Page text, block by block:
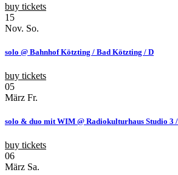
buy tickets
15
Nov. So.
solo @ Bahnhof Kötzting / Bad Kötzting / D
buy tickets
05
März Fr.
solo & duo mit WIM @ Radiokulturhaus Studio 3
buy tickets
06
März Sa.